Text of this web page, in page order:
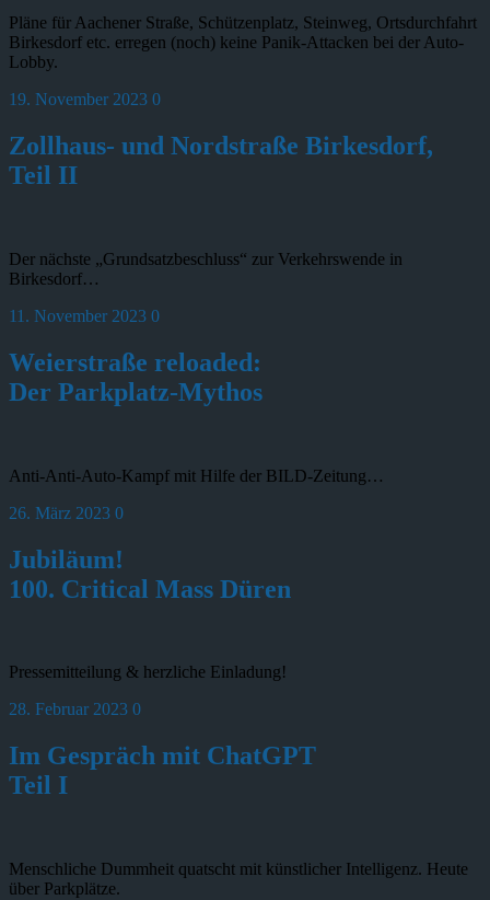
Pläne für Aachener Straße, Schützenplatz, Steinweg, Ortsdurchfahrt
Birkesdorf etc. erregen (noch) keine Panik-Attacken bei der Auto-
Lobby.
19. November 2023 0
Zollhaus- und Nordstraße Birkesdorf,
Teil II
Der nächste „Grundsatzbeschluss“ zur Verkehrswende in
Birkesdorf…
11. November 2023 0
Weierstraße reloaded:
Der Parkplatz-Mythos
Anti-Anti-Auto-Kampf mit Hilfe der BILD-Zeitung…
26. März 2023 0
Jubiläum!
100. Critical Mass Düren
Pressemitteilung & herzliche Einladung!
28. Februar 2023 0
Im Gespräch mit ChatGPT
Teil I
Menschliche Dummheit quatscht mit künstlicher Intelligenz. Heute
über Parkplätze.